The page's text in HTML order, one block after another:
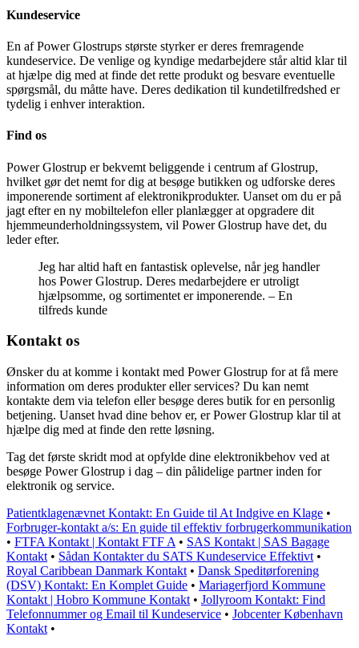
Kundeservice
En af Power Glostrups største styrker er deres fremragende
kundeservice. De venlige og kyndige medarbejdere står altid klar til
at hjælpe dig med at finde det rette produkt og besvare eventuelle
spørgsmål, du måtte have. Deres dedikation til kundetilfredshed er
tydelig i enhver interaktion.
Find os
Power Glostrup er bekvemt beliggende i centrum af Glostrup,
hvilket gør det nemt for dig at besøge butikken og udforske deres
imponerende sortiment af elektronikprodukter. Uanset om du er på
jagt efter en ny mobiltelefon eller planlægger at opgradere dit
hjemmeunderholdningssystem, vil Power Glostrup have det, du
leder efter.
Jeg har altid haft en fantastisk oplevelse, når jeg handler
hos Power Glostrup. Deres medarbejdere er utroligt
hjælpsomme, og sortimentet er imponerende. – En
tilfreds kunde
Kontakt os
Ønsker du at komme i kontakt med Power Glostrup for at få mere
information om deres produkter eller services? Du kan nemt
kontakte dem via telefon eller besøge deres butik for en personlig
betjening. Uanset hvad dine behov er, er Power Glostrup klar til at
hjælpe dig med at finde den rette løsning.
Tag det første skridt mod at opfylde dine elektronikbehov ved at
besøge Power Glostrup i dag – din pålidelige partner inden for
elektronik og service.
Patientklagenævnet Kontakt: En Guide til At Indgive en Klage •
Forbruger-kontakt a/s: En guide til effektiv forbrugerkommunikation
• FTFA Kontakt | Kontakt FTF A • SAS Kontakt | SAS Bagage
Kontakt • Sådan Kontakter du SATS Kundeservice Effektivt •
Royal Caribbean Danmark Kontakt • Dansk Speditørforening
(DSV) Kontakt: En Komplet Guide • Mariagerfjord Kommune
Kontakt | Hobro Kommune Kontakt • Jollyroom Kontakt: Find
Telefonnummer og Email til Kundeservice • Jobcenter København
Kontakt •